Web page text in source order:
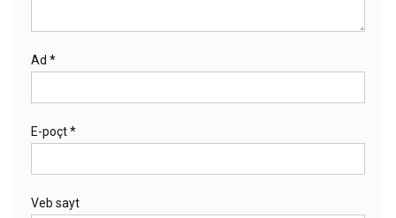
Ad *
E-poçt*
Veb sayt